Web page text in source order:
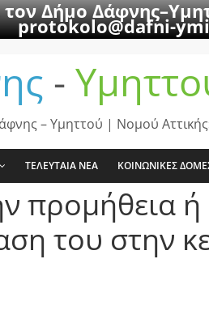
τον Δήμο
protokolo@dafni-
-
– Υμηττού | Νομού
ΤΕΛΕΥΤΑΙΑ ΝΕΑ ΚΟΙΝΩΝΙΚΕΣ
προμήθεια
του στην